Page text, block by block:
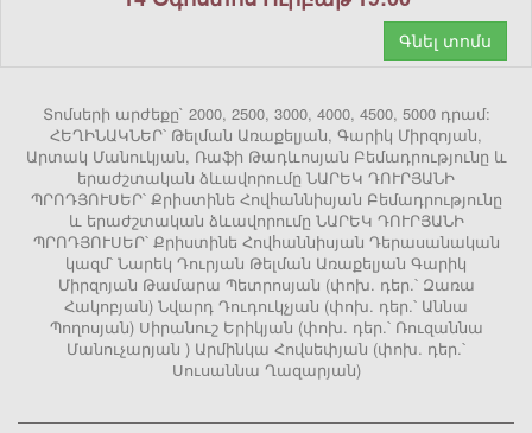
Գնել տոմս
Տոմսերի արժեքը` 2000, 2500, 3000, 4000, 4500, 5000 դրամ:
ՀԵՂԻՆԱԿՆԵՐ՝ Թելման Առաքելյան, Գարիկ Միրզոյան,
Արտակ Մանուկյան, Ռաֆի Թադևոսյան Բեմադրությունը և
երաժշտական ձևավորումը ՆԱՐԵԿ ԴՈՒՐՅԱՆԻ
ՊՐՈԴՅՈՒՍԵՐ՝ Քրիստինե Հովհաննիսյան Բեմադրությունը
և երաժշտական ձևավորումը ՆԱՐԵԿ ԴՈՒՐՅԱՆԻ
ՊՐՈԴՅՈՒՍԵՐ՝ Քրիստինե Հովհաննիսյան Դերասանական
կազմ՝ Նարեկ Դուրյան Թելման Առաքելյան Գարիկ
Միրզոյան Թամարա Պետրոսյան (փոխ. դեր.՝ Զառա
Հակոբյան) Նվարդ Դուդուկչյան (փոխ. դեր.՝ Աննա
Պողոսյան) Սիրանուշ Երիկյան (փոխ. դեր.՝ Ռուզաննա
Մանուչարյան ) Արմինկա Հովսեփյան (փոխ. դեր.՝
Սուսաննա Ղազարյան)